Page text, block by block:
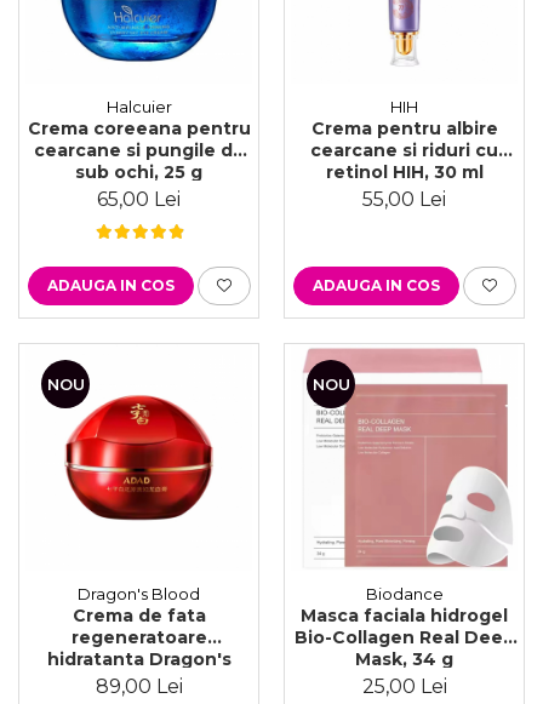
Halcuier
Crema coreeana pentru
cearcane si pungile de
sub ochi, 25 g
65,00 Lei
ADAUGA IN COS
HIH
Crema pentru albire
cearcane si riduri cu
retinol HIH, 30 ml
55,00 Lei
ADAUGA IN COS
NOU
Dragon's Blood
Crema de fata
regeneratoare
hidratanta Dragon's
Blood cu efect de
89,00 Lei
NOU
Biodance
Masca faciala hidrogel
Bio-Collagen Real Deep
Mask, 34 g
25,00 Lei